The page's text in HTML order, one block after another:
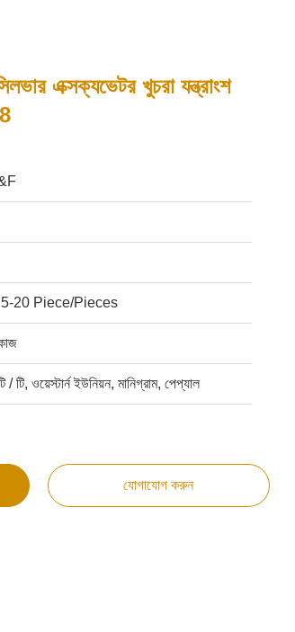
এক্সক্যভেটর খুচরা যন্ত্রাংশ
20 Piece/Pieces
/ টি, ওয়েস্টার্ন ইউনিয়ন, মানিগ্রাম, পেপ্যাল
যোগাযোগ করুন